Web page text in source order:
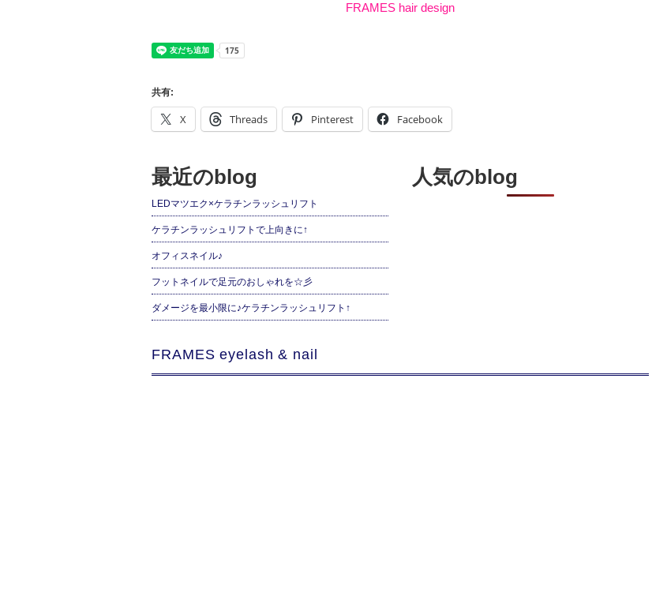
FRAMES hair design
共有:
X Threads Pinterest Facebook
最近のblog
LEDマツエク×ケラチンラッシュリフト
ケラチンラッシュリフトで上向きに↑
オフィスネイル♪
フットネイルで足元のおしゃれを☆彡
ダメージを最小限に♪ケラチンラッシュリフト↑
人気のblog
FRAMES eyelash & nail